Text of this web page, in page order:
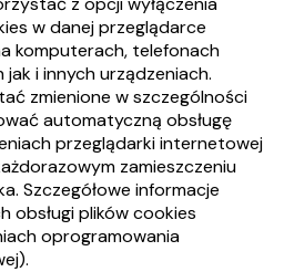
w danej przeglądarce
komputerach, telefonach
i innych urządzeniach.
zmienione w szczególności
automatyczną obsługę
przeglądarki internetowej
zamieszczeniu
Szczegółowe informacje
obsługi plików cookies
oprogramowania